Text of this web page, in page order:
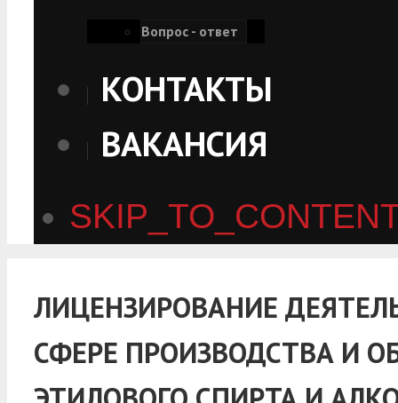
Вопрос - ответ
КОНТАКТЫ
ВАКАНСИЯ
ЛИЦЕНЗИРОВАНИЕ
СФЕРЕ ПРОИЗВОДСТВА И